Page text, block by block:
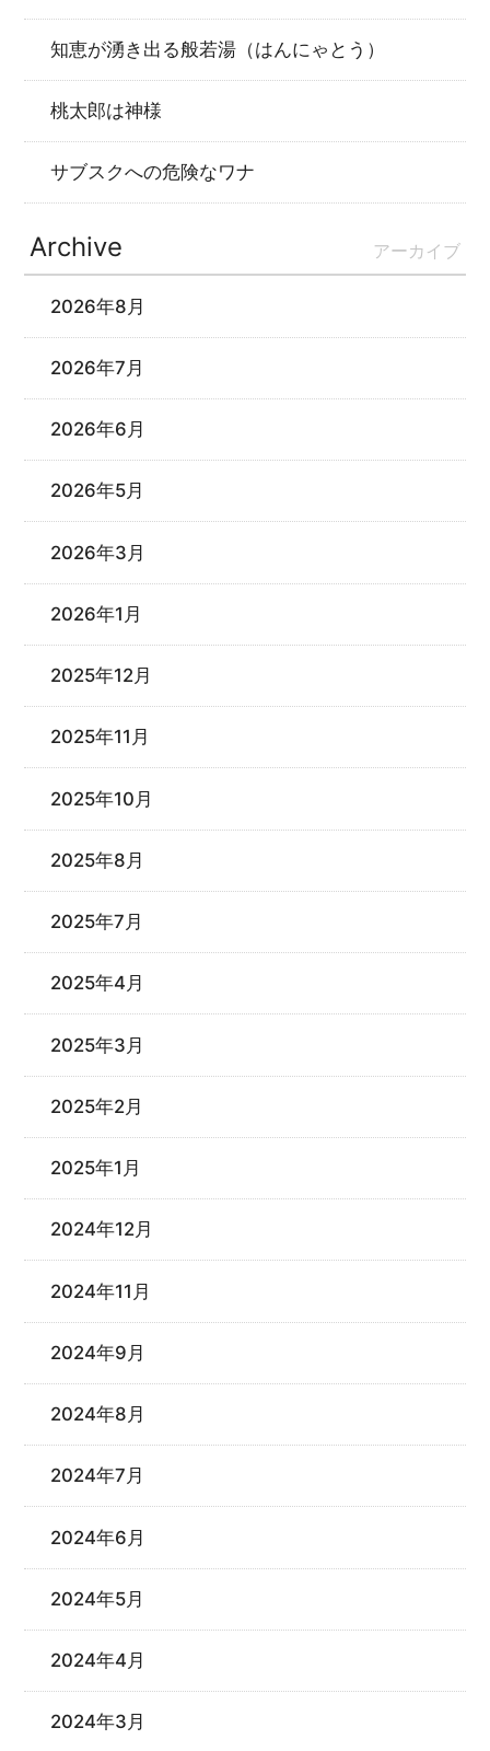
知恵が湧き出る般若湯（はんにゃとう）
桃太郎は神様
サブスクへの危険なワナ
Archive アーカイブ
2026年8月
2026年7月
2026年6月
2026年5月
2026年3月
2026年1月
2025年12月
2025年11月
2025年10月
2025年8月
2025年7月
2025年4月
2025年3月
2025年2月
2025年1月
2024年12月
2024年11月
2024年9月
2024年8月
2024年7月
2024年6月
2024年5月
2024年4月
2024年3月